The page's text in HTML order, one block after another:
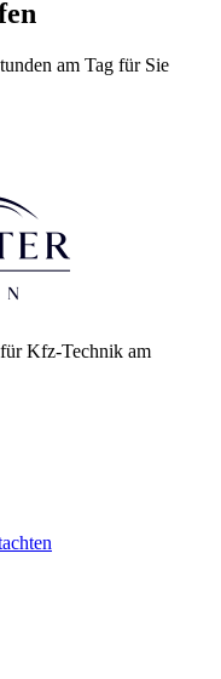
am Tag für Sie
Kfz-Technik am